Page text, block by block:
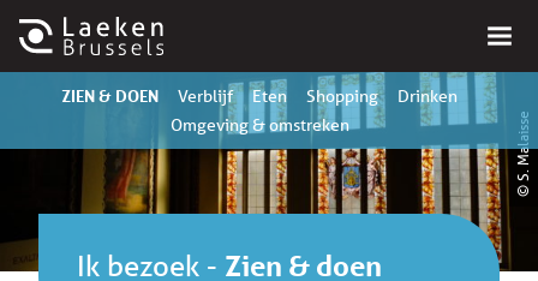
ZIEN & DOEN Verblijf Eten Shopping
Drinken
Omgeving & omstreken
© S. Malaisse
Ik bezoek - Zien & doen